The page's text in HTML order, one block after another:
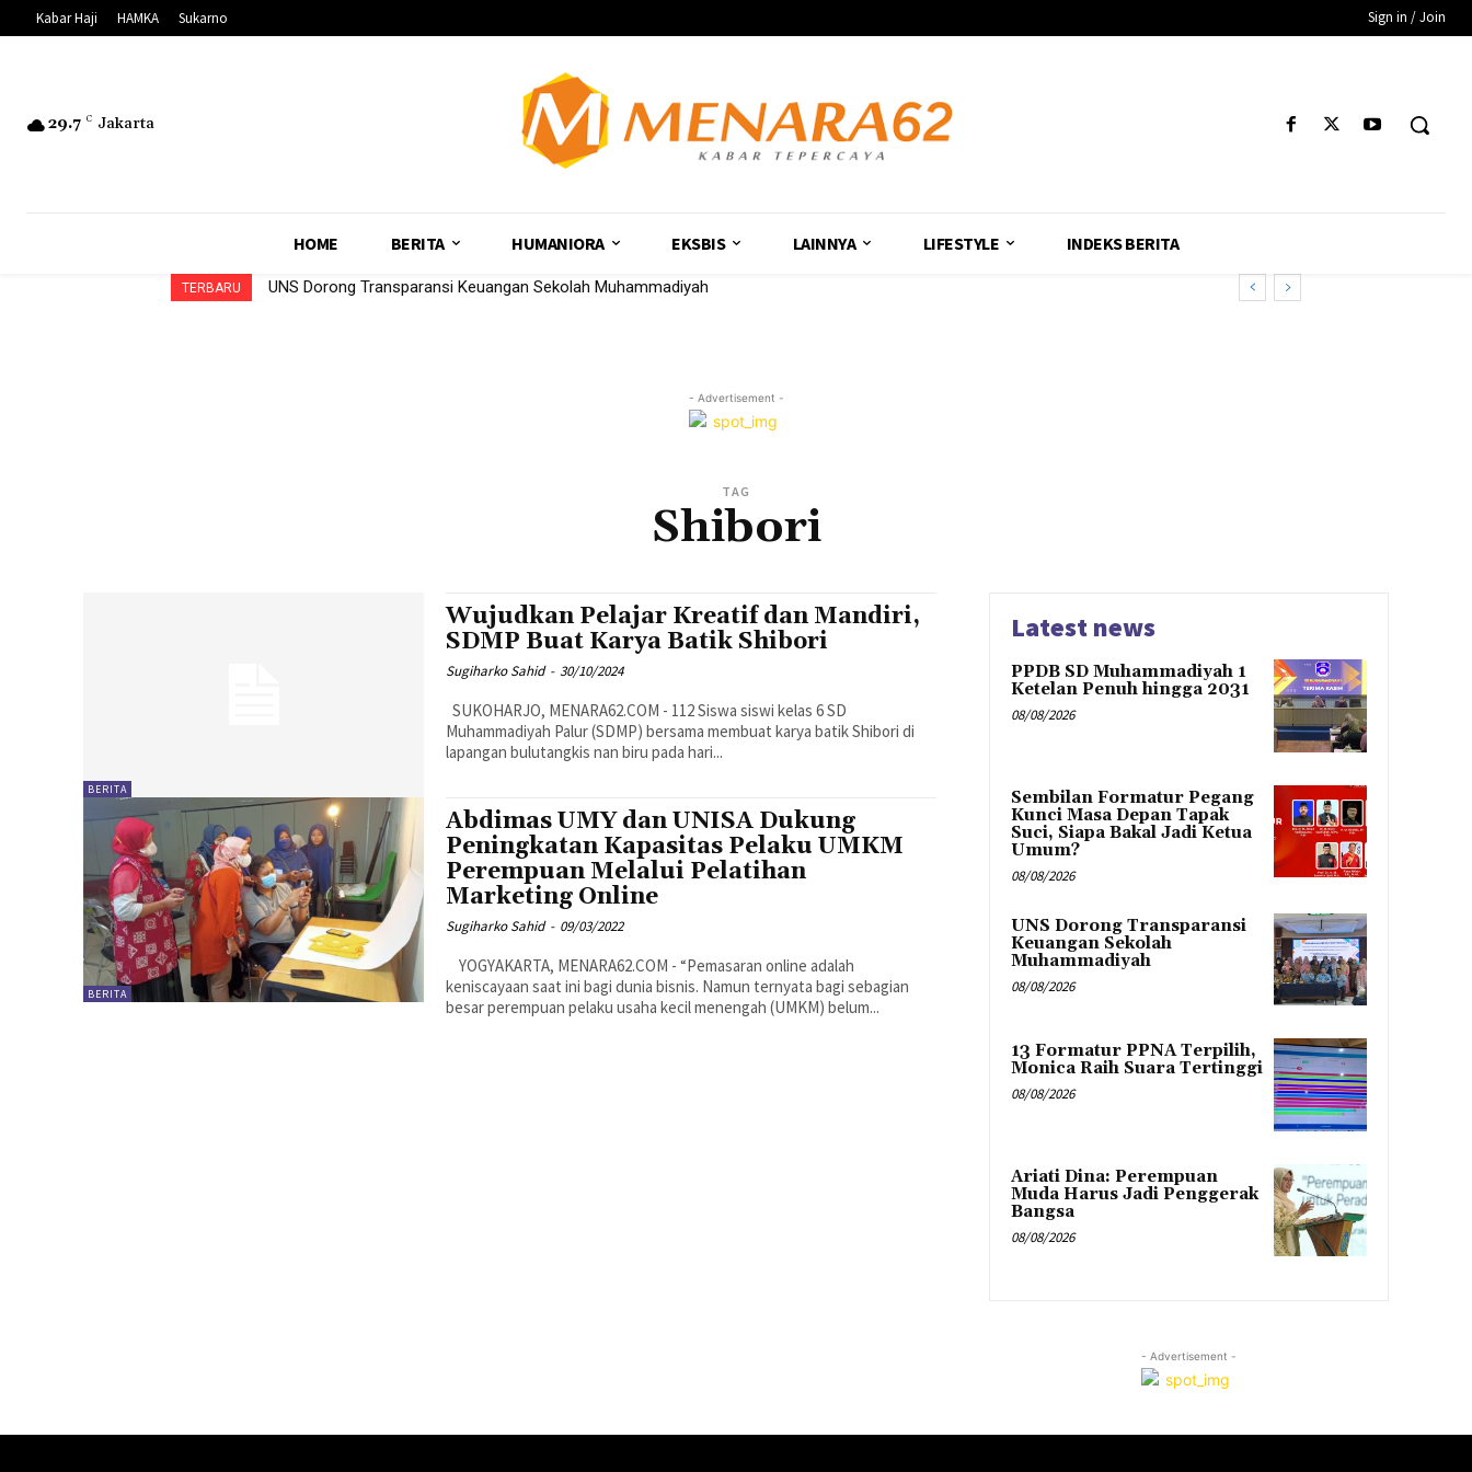
Kabar Haji HAMKA Sukarno Sign in / Join
29.7 C Jakarta
HOME BERITA HUMANIORA EKSBIS LAINNYA LIFESTYLE INDEKS BERITA
TERBARU UNS Dorong Transparansi Keuangan Sekolah Muhammadiyah
- Advertisement -
TAG
Shibori
BERITA
Wujudkan Pelajar Kreatif dan Mandiri,
SDMP Buat Karya Batik Shibori
Sugiharko Sahid - 30/10/2024
SUKOHARJO, MENARA62.COM - 112 Siswa siswi kelas 6 SD
Muhammadiyah Palur (SDMP) bersama membuat karya batik Shibori di
lapangan bulutangkis nan biru pada hari...
BERITA
Abdimas UMY dan UNISA Dukung
Peningkatan Kapasitas Pelaku UMKM
Perempuan Melalui Pelatihan
Marketing Online
Sugiharko Sahid - 09/03/2022
keniscayaan saat ini bagi dunia bisnis. Namun ternyata bagi sebagian
besar perempuan pelaku usaha kecil menengah (UMKM) belum...
Latest news
PPDB SD Muhammadiyah 1
Ketelan Penuh hingga 2031
08/08/2026
Sembilan Formatur Pegang
Kunci Masa Depan Tapak
Suci, Siapa Bakal Jadi Ketua
Umum?
08/08/2026
UNS Dorong Transparansi
Keuangan Sekolah
Muhammadiyah
08/08/2026
13 Formatur PPNA Terpilih,
Monica Raih Suara Tertinggi
08/08/2026
Ariati Dina: Perempuan
Muda Harus Jadi Penggerak
Bangsa
08/08/2026
- Advertisement -